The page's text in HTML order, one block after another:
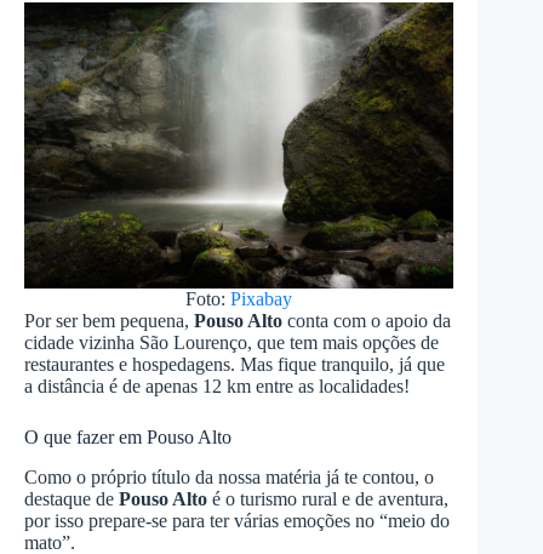
Foto:Pixabay
Por ser bem pequena, Pouso Alto conta com o apoio da
cidade vizinha São Lourenço, que tem mais opções de
restaurantes e hospedagens. Mas fique tranquilo, já que
a distância é de apenas 12 km entre as localidades!
O que fazer em Pouso Alto
Como o próprio título da nossa matéria já te contou, o
destaque de Pouso Alto é o turismo rural e de aventura,
por isso prepare-se para ter várias emoções no “meio do
mato”.